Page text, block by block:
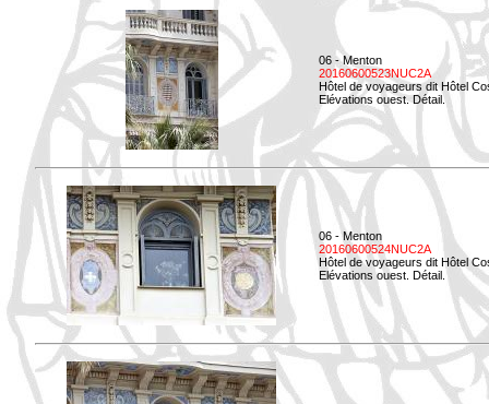
06 - Menton
20160600523NUC2A
Hôtel de voyageurs dit Hôtel
Elévations ouest. Détail.
06 - Menton
20160600524NUC2A
Hôtel de voyageurs dit Hôtel
Elévations ouest. Détail.